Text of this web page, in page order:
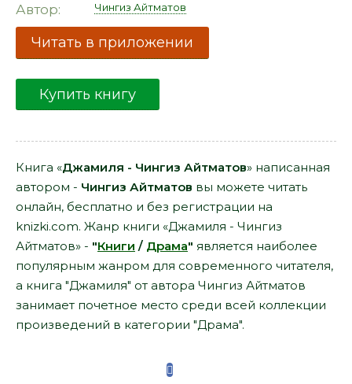
Автор: Чингиз Айтматов
Читать в приложении
Купить книгу
Книга «Джамиля - Чингиз Айтматов» написанная
автором - Чингиз Айтматов вы можете читать
онлайн, бесплатно и без регистрации на
knizki.com. Жанр книги «Джамиля - Чингиз
Айтматов» - "Книги / Драма" является наиболее
популярным жанром для современного читателя,
а книга "Джамиля" от автора Чингиз Айтматов
занимает почетное место среди всей коллекции
произведений в категории "Драма".